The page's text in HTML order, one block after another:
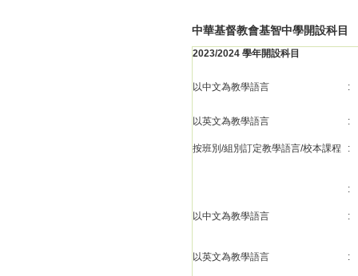
中華基督教會基智中學開設科目
2023/2024 學年開設科目
以中文為教學語言 :
以英文為教學語言 :
按班別/組別訂定教學語言/校本課程 :
:
以中文為教學語言 :
以英文為教學語言 :